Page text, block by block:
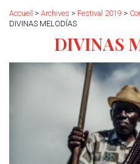
Accueil > Archives > Festival 2019 >
DIVINAS MELODÍAS
DIVINAS